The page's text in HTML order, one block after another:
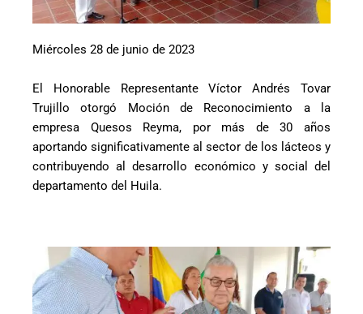
Miércoles 28 de junio de 2023
El Honorable Representante Víctor Andrés Tovar
Trujillo otorgó Moción de Reconocimiento a la
empresa Quesos Reyma, por más de 30 años
aportando significativamente al sector de los lácteos y
contribuyendo al desarrollo económico y social del
departamento del Huila.